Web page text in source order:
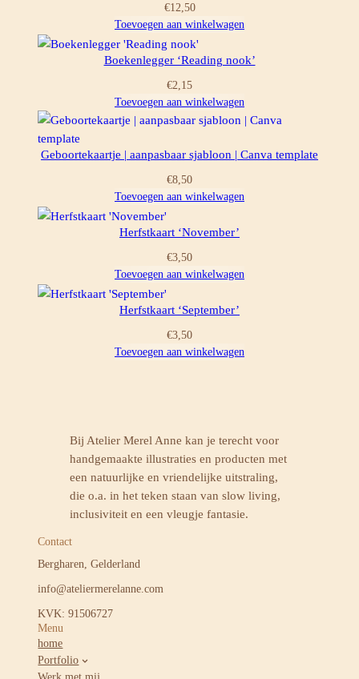
€12,50
Toevoegen aan winkelwagen
Boekenlegger ‘Reading nook’
€2,15
Toevoegen aan winkelwagen
Geboortekaartje | aanpasbaar sjabloon | Canva template
€8,50
Toevoegen aan winkelwagen
Herfstkaart ‘November’
€3,50
Toevoegen aan winkelwagen
Herfstkaart ‘September’
€3,50
Toevoegen aan winkelwagen
Bij Atelier Merel Anne kan je terecht voor
handgemaakte illustraties en producten met
een natuurlijke en vriendelijke uitstraling,
die o.a. in het teken staan van slow living,
inclusiviteit en een vleugje fantasie.
Contact
Bergharen, Gelderland
info@ateliermerelanne.com
KVK: 91506727
Menu
home
Portfolio